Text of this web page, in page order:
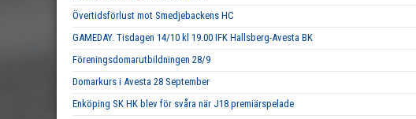
Övertidsförlust mot Smedjebackens HC
GAMEDAY. Tisdagen 14/10 kl 19.00 IFK Hallsberg-Avesta BK
Föreningsdomarutbildningen 28/9
Domarkurs i Avesta 28 September
Enköping SK HK blev för svåra när J18 premiärspelade